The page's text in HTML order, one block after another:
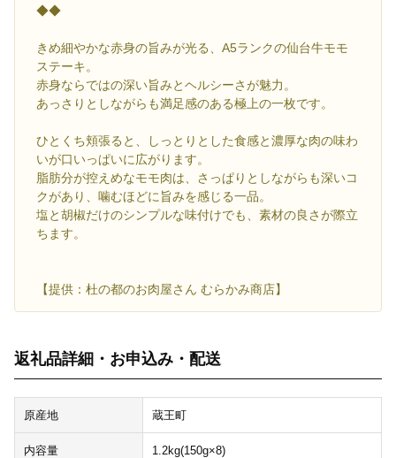
◆◆
きめ細やかな赤身の旨みが光る、A5ランクの仙台牛モモ
ステーキ。
赤身ならではの深い旨みとヘルシーさが魅力。
あっさりとしながらも満足感のある極上の一枚です。
ひとくち頬張ると、しっとりとした食感と濃厚な肉の味わ
いが口いっぱいに広がります。
脂肪分が控えめなモモ肉は、さっぱりとしながらも深いコ
クがあり、噛むほどに旨みを感じる一品。
塩と胡椒だけのシンプルな味付けでも、素材の良さが際立
ちます。
【提供：杜の都のお肉屋さん むらかみ商店】
返礼品詳細・お申込み・配送
原産地 蔵王町
内容量 1.2kg(150g×8)